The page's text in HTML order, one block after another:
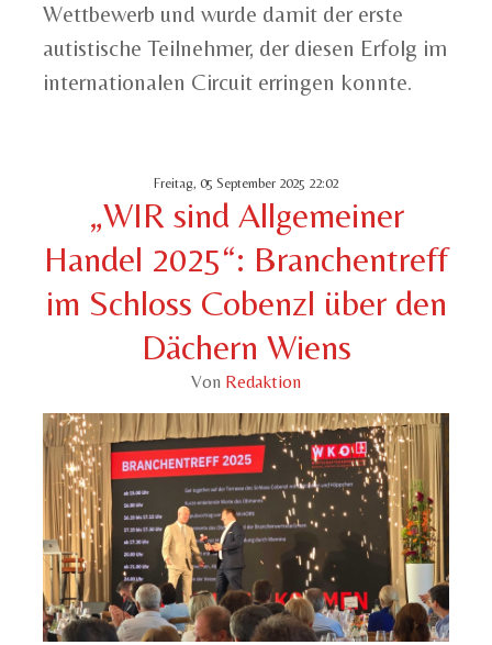
Wettbewerb und wurde damit der erste
autistische Teilnehmer, der diesen Erfolg im
internationalen Circuit erringen konnte.
Freitag, 05 September 2025 22:02
„WIR sind Allgemeiner
Handel 2025“: Branchentreff
im Schloss Cobenzl über den
Dächern Wiens
Von Redaktion